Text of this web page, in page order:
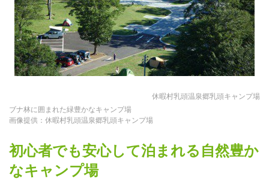
休暇村乳頭温泉郷乳頭キャンプ場
ブナ林に囲まれた緑豊かなキャンプ場
画像提供：休暇村乳頭温泉郷乳頭キャンプ場
初心者でも安心して泊まれる自然豊か
なキャンプ場